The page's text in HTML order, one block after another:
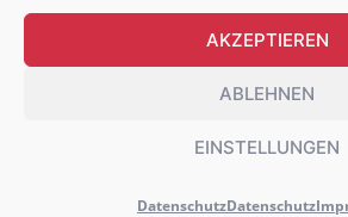
AKZEPTIEREN
ABLEHNEN
EINSTELLUNGEN
DatenschutzDatenschutz